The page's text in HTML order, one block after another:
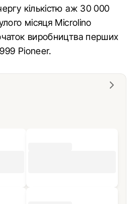
кількістю аж 30 000
місяця Microlino
виробництва перших
999 Pioneer.